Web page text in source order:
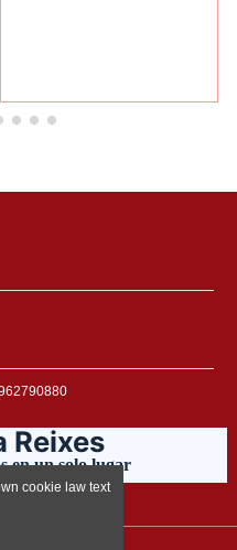
Reixes
en un solo lugar
cookie law text